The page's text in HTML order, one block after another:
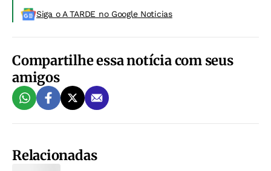
Siga o A TARDE no Google Noticias
Compartilhe essa notícia com seus
amigos
Relacionadas